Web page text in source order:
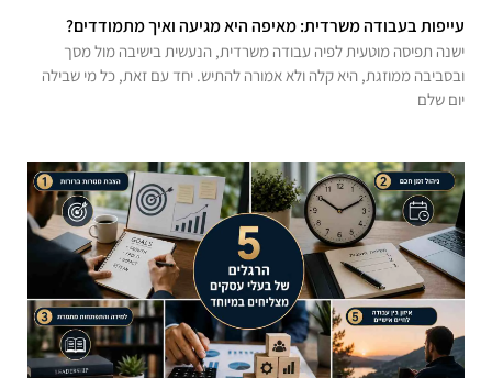
עייפות בעבודה משרדית: מאיפה היא מגיעה ואיך מתמודדים?
ישנה תפיסה מוטעית לפיה עבודה משרדית, הנעשית בישיבה מול מסך
ובסביבה ממוזגת, היא קלה ולא אמורה להתיש. יחד עם זאת, כל מי שבילה
יום שלם